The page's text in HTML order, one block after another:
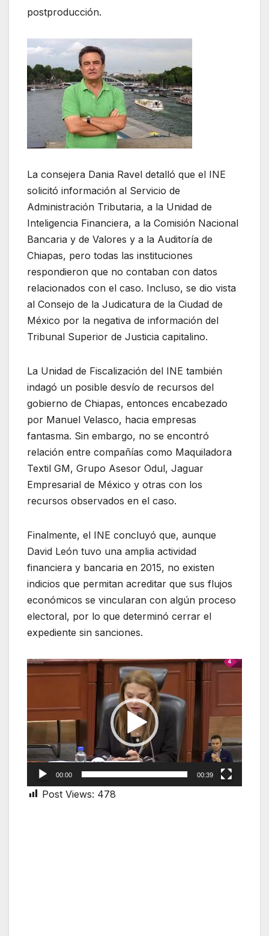
postproducción.
La consejera Dania Ravel detalló que el INE
solicitó información al Servicio de
Administración Tributaria, a la Unidad de
Inteligencia Financiera, a la Comisión Nacional
Bancaria y de Valores y a la Auditoría de
Chiapas, pero todas las instituciones
respondieron que no contaban con datos
relacionados con el caso. Incluso, se dio vista
al Consejo de la Judicatura de la Ciudad de
México por la negativa de información del
Tribunal Superior de Justicia capitalino.
La Unidad de Fiscalización del INE también
indagó un posible desvío de recursos del
gobierno de Chiapas, entonces encabezado
por Manuel Velasco, hacia empresas
fantasma. Sin embargo, no se encontró
relación entre compañías como Maquiladora
Textil GM, Grupo Asesor Odul, Jaguar
Empresarial de México y otras con los
recursos observados en el caso.
Finalmente, el INE concluyó que, aunque
David León tuvo una amplia actividad
financiera y bancaria en 2015, no existen
indicios que permitan acreditar que sus flujos
económicos se vincularan con algún proceso
electoral, por lo que determinó cerrar el
expediente sin sanciones.
Video
00:00 00:39
Post Views: 478